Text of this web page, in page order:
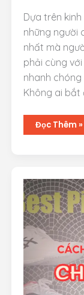
Dựa trên
những người
nhất mà
phải cùng
nhanh
Không ai bắt
10
Lỗi
Người
Mới
Chơi
Pickleball
Đọc Thêm »